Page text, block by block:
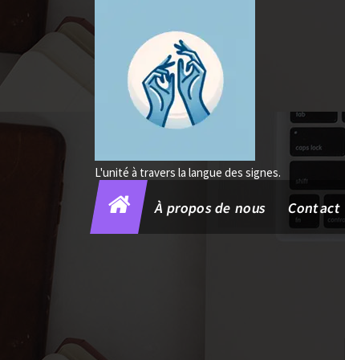
contenu
L'unité à travers la langue des signes.
À propos de nous Contact